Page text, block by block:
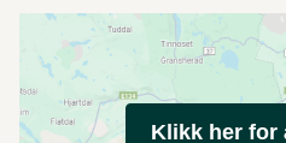
Klikk her for